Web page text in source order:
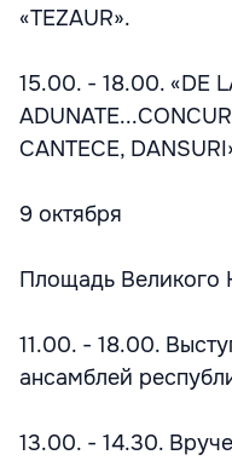
«TEZAUR».
15.00. - 18.00. «DE
CANTECE,
9 октября
Площадь Великого
11.00. - 18.00.
ансамблей
13.00. - 14.30.